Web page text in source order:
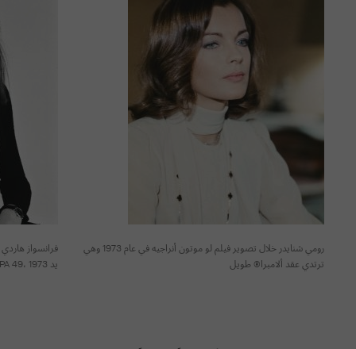
رومي شنايدر خلال تصوير فيلم لو موتون أنراجيه في عام 1973 وهي
ترتدي عقد ألامبرا® طويل
فرانسواز
يد PA 49، 1973، دار فان كليف أند آربلز